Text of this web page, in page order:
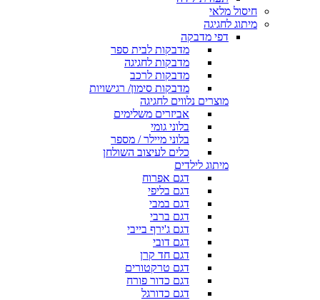
חיסול מלאי
מיתוג לחגיגה
דפי מדבקה
מדבקות לבית ספר
מדבקות לחגיגה
מדבקות לרכב
מדבקות סימון/ רגישויות
מוצרים נלווים לחגיגה
אביזרים משלימים
בלוני גומי
בלוני מיילר / מספר
כלים לעיצוב השולחן
מיתוג לילדים
דגם אפרוח
דגם בליפי
דגם במבי
דגם ברבי
דגם ג'ירף בייבי
דגם דובי
דגם חד קרן
דגם טרקטורים
דגם כדור פורח
דגם כדורגל